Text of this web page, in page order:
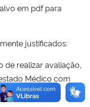
em pdf para
justificados:
de realizar avaliação,
Médico com